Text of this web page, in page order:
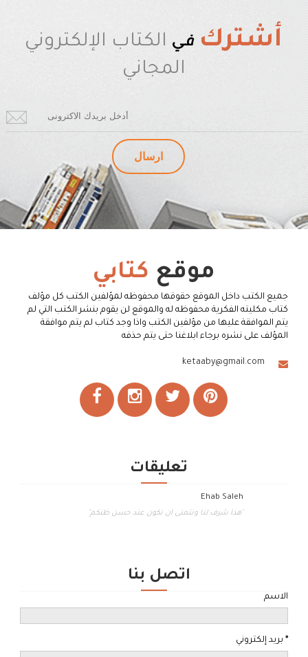
أشترك في الكتاب الإلكتروني
المجاني
موقع كتابي
جميع الكتب داخل الموقع حقوقها محفوظه لمؤلفين الكتب كل مؤلف
كتاب مكليته الفكرية محفوظه له والموقع لن يقوم بنشر الكتب التي لم
يتم الموافقة عليها من مؤلفين الكتب واذا وجد كتاب لم يتم موافقة
المؤلف على نشره برجاء ابلاغنا حتى يتم حذفه
ketaaby@gmail.com
تعليقات
Ehab Saleh
"هذا شرف لنا ونتمنى ان نكون عند حسن ظنكم"
اتصل بنا
الاسم
بريد إلكتروني*